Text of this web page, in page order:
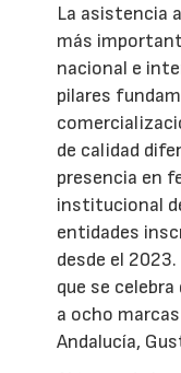
La asistencia
más
nacional e
pilares
de calidad
presencia en
institucional
entidades
desde el
que se
a ocho
Andalucía,